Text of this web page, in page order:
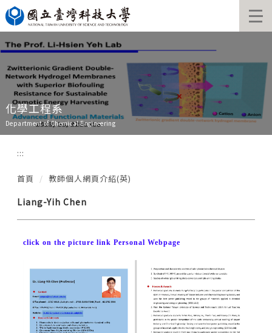
跳
到
主
要
內
容
區
化學工程系
Department of Chemical Engineering
:::
首頁 教師個人網頁介紹(英)
Liang-Yih Chen
click on the picture link Personal Webpage